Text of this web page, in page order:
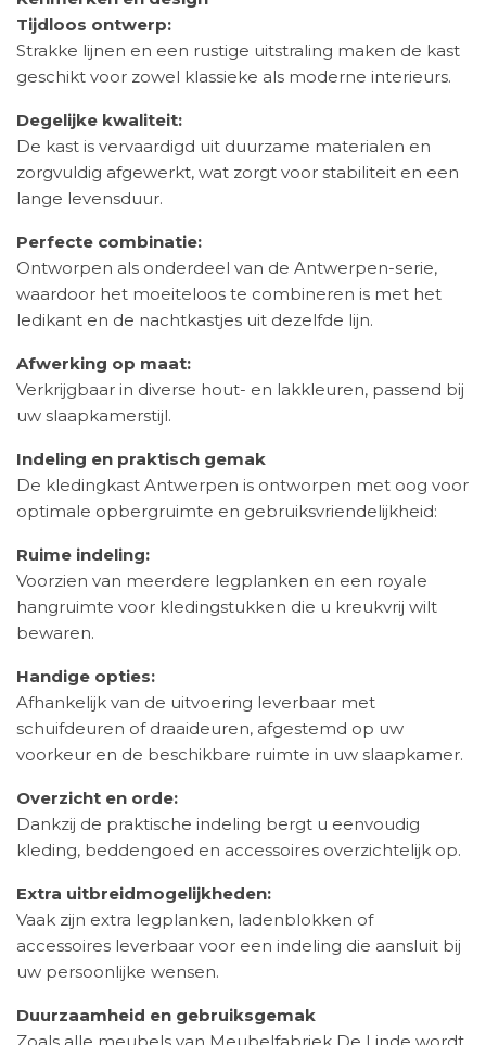
Tijdloos ontwerp:
Strakke lijnen en een rustige uitstraling maken de kast
geschikt voor zowel klassieke als moderne interieurs.
Degelijke kwaliteit:
De kast is vervaardigd uit duurzame materialen en
zorgvuldig afgewerkt, wat zorgt voor stabiliteit en een
lange levensduur.
Perfecte combinatie:
Ontworpen als onderdeel van de Antwerpen-serie,
waardoor het moeiteloos te combineren is met het
ledikant en de nachtkastjes uit dezelfde lijn.
Afwerking op maat:
Verkrijgbaar in diverse hout- en lakkleuren, passend bij
uw slaapkamerstijl.
Indeling en praktisch gemak
De kledingkast Antwerpen is ontworpen met oog voor
optimale opbergruimte en gebruiksvriendelijkheid:
Ruime indeling:
Voorzien van meerdere legplanken en een royale
hangruimte voor kledingstukken die u kreukvrij wilt
bewaren.
Handige opties:
Afhankelijk van de uitvoering leverbaar met
schuifdeuren of draaideuren, afgestemd op uw
voorkeur en de beschikbare ruimte in uw slaapkamer.
Overzicht en orde:
Dankzij de praktische indeling bergt u eenvoudig
kleding, beddengoed en accessoires overzichtelijk op.
Extra uitbreidmogelijkheden:
Vaak zijn extra legplanken, ladenblokken of
accessoires leverbaar voor een indeling die aansluit bij
uw persoonlijke wensen.
Duurzaamheid en gebruiksgemak
Zoals alle meubels van Meubelfabriek De Linde wordt